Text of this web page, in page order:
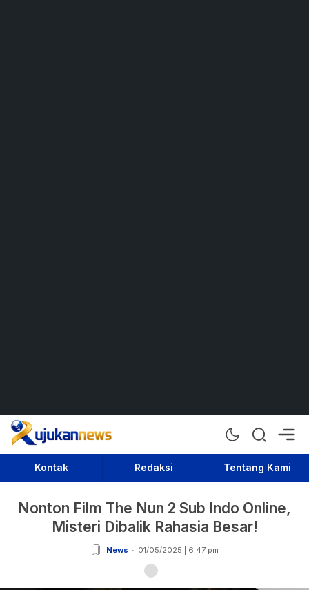
Rujukan News
Satu Rujukan Sejuta Informasi
Kontak Redaksi Tentang Kami
Nonton Film The Nun 2 Sub Indo Online,
Misteri Dibalik Rahasia Besar!
News 01/05/2025 | 6:47 pm